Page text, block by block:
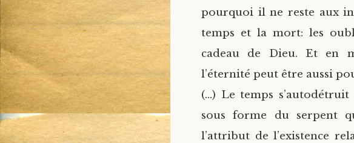
pourquoi il ne reste aux
temps et la mort: les
cadeau de Dieu. Et en
l’éternité peut être aussi
(…) Le temps
sous forme du serpent
l’attribut de l’existence